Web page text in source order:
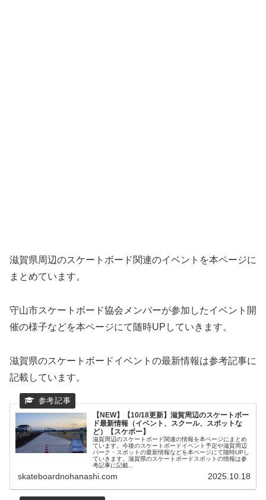
滋賀県周辺のスケートボード関連のイベントを本ページに
まとめています。
守山市スケートボード協会メンバーが参加したイベント開
催の様子などを本ページにて随時UPしていきます。
滋賀県のスケートボードイベントの最新情報は参考記事に
記載しています。
【NEW】【10/18更新】滋賀周辺のスケートボー
ド最新情報（イベント、スクール、スポットな
ど）【スケボー】
滋賀周辺のスケートボード関連の情報を本ページにまとめ
ています。今後のスケートボードイベント予定や滋賀周辺
パーク・スポットの最新情報などを本ページにて随時UPし
ていきます。滋賀県のスケートボードスポットの情報は参
考記事に記載...
skateboardnohanashi.com 2025.10.18